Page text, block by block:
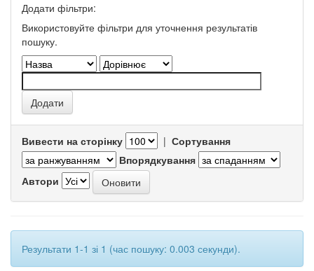
Додати фільтри:
Використовуйте фільтри для уточнення результатів
пошуку.
Вивести на сторінку | Сортування
Впорядкування
Автори
Результати 1-1 зі 1 (час пошуку: 0.003 секунди).